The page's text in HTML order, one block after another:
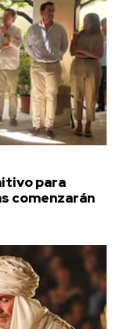
para
comenzarán